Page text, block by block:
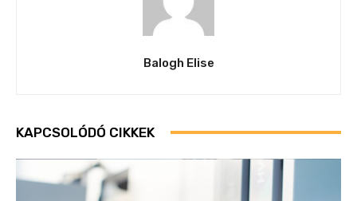
Balogh Elise
KAPCSOLÓDÓ CIKKEK